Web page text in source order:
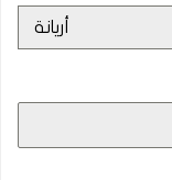
أريانة